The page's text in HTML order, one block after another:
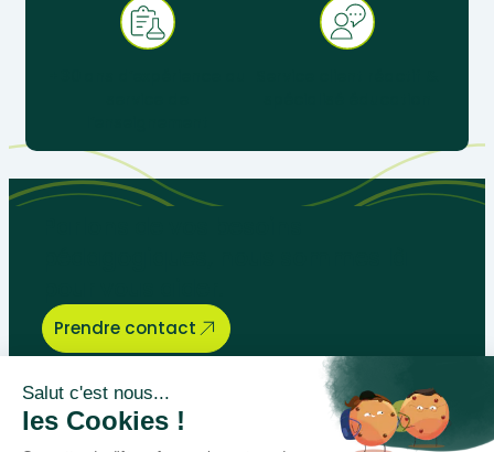
Prendre contact
Bégénat
Niveau d’enseignement